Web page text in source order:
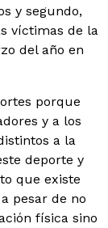
y segundo,
víctimas de la
del año en
porque
y a los
a la
deporte y
que existe
pesar de no
física sino